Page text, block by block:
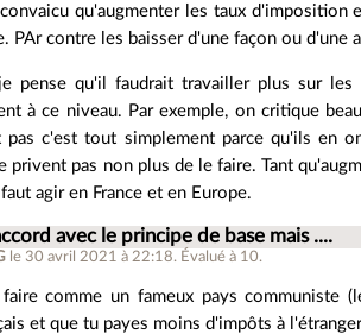
qu'augmenter les taux
PAr contre les baisser d'une façon ou d'une
pense qu'il faudrait travailler plus sur
à ce niveau. Par exemple, on critique
c'est tout simplement parce qu'ils en
privent pas non plus de le faire. Tant
agir en France et en Europe.
avec le principe de base mais ....
le 30 avril 2021 à 22:18. Évalué à 10.
comme un fameux pays communiste
et que tu payes moins d'impôts à